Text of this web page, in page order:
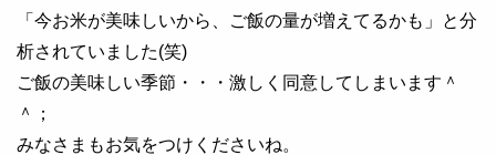
「今お米が美味しいから、ご飯の量が増えてるかも」と分
析されていました(笑)
ご飯の美味しい季節・・・激しく同意してしまいます＾
＾；
みなさまもお気をつけくださいね。